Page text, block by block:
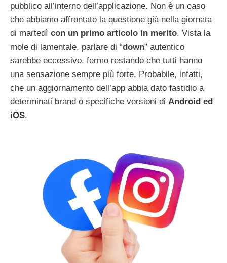
pubblico all’interno dell’applicazione. Non è un caso
che abbiamo affrontato la questione già nella giornata
di martedì con un primo articolo in merito. Vista la
mole di lamentale, parlare di “down” autentico
sarebbe eccessivo, fermo restando che tutti hanno
una sensazione sempre più forte. Probabile, infatti,
che un aggiornamento dell’app abbia dato fastidio a
determinati brand o specifiche versioni di Android ed
iOS.